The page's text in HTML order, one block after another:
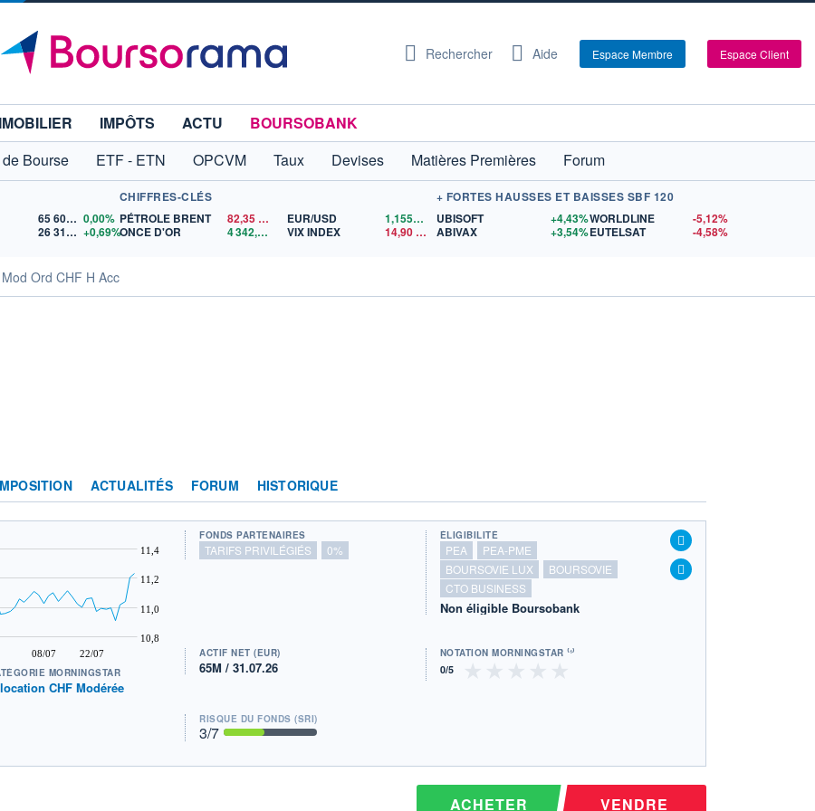
Rechercher Aide Espace Membre Espace Client
IMPÔTS ACTU
BOURSOBANK
Bourse ETF - ETN OPCVM Taux Devises Matières Premières
Forum
65 606,71 0,00%
26 319,45 +0,69%
CHIFFRES-CLÉS
PÉTROLE BRENT
82,35$US
ONCE D'OR
4 342,26 $US
EUR/USD 1,1559$US
VIX INDEX
14,90
+ FORTES HAUSSES ET BAISSES SBF 120
UBISOFT
+4,43%
ABIVAX
+3,54%
WORLDLINE
-5,12%
EUTELSAT
-4,58%
Ord CHF H Acc
ACTUALITÉS FORUM HISTORIQUE
08/07 22/07
10,8
11,0
11,2
11,4
MORNINGSTAR
CHF Modérée
FONDS PARTENAIRES
TARIFS PRIVILÉGIÉS 0%
ÉLIGIBILITÉ
PEA
PEA-PME
BOURSOVIE LUX
BOURSOVIE
CTO BUSINESS
Non éligible Boursobank
ACTIF NET (EUR)
65M / 31.07.26
NOTATION MORNINGSTAR ⁽¹⁾
RISQUE DU FONDS (SRI)
3/7
ACHETER VENDRE